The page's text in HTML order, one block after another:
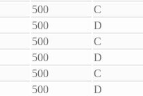
500 C
500 D
500 C
500 D
500 C
500 D